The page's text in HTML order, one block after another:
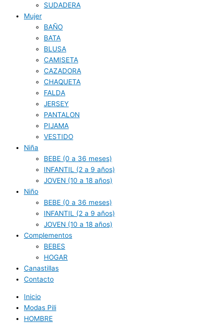
SUDADERA
Mujer
BAÑO
BATA
BLUSA
CAMISETA
CAZADORA
CHAQUETA
FALDA
JERSEY
PANTALON
PIJAMA
VESTIDO
Niña
BEBE (0 a 36 meses)
INFANTIL (2 a 9 años)
JOVEN (10 a 18 años)
Niño
BEBE (0 a 36 meses)
INFANTIL (2 a 9 años)
JOVEN (10 a 18 años)
Complementos
BEBES
HOGAR
Canastillas
Contacto
Inicio
Modas Pili
HOMBRE